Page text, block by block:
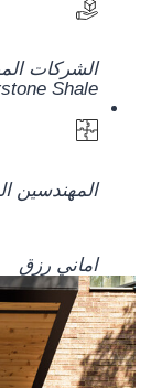
الشركات
Shale
المهندسين
اماني رزق